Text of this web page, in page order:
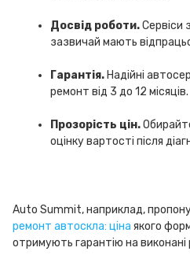
Досвід роботи.Сервіси
зазвичай мають
Гарантія. Надійні
ремонт від 3 до 12 місяців.
Прозорість цін.
оцінку вартості після
Auto Summit, наприклад,
ремонт автоскла: ціна якого
отримують гарантію на виконані